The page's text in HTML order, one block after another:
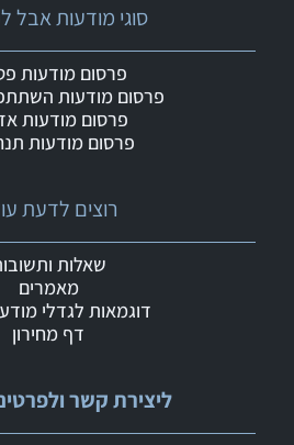
ליצירת קשר
רוצים לדעת
שאלות
מאמרים
דוגמאות לגדלי
דף מחירון
סוגי מודעות אבל
פרסום מודעות
פרסום מודעות
פרסום מודעות
פרסום מודעות